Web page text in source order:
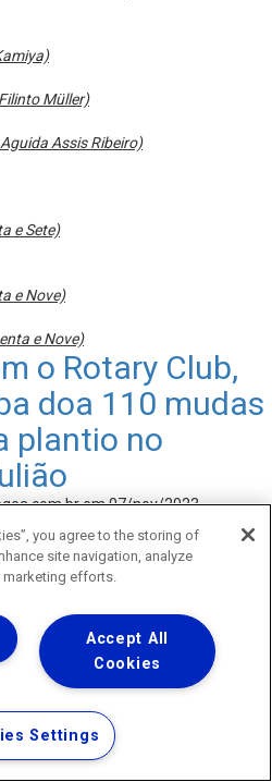
Müller)
Assis Ribeiro)
e Sete)
e Nove)
e Nove)
o Rotary Club,
doa 110 mudas
plantio no
em 07/nov/2023 -
mudas onde são produzidas cerca de
you agree to the storing of
site navigation, analyze
marketing efforts.
Accept All
Cookies
Settings